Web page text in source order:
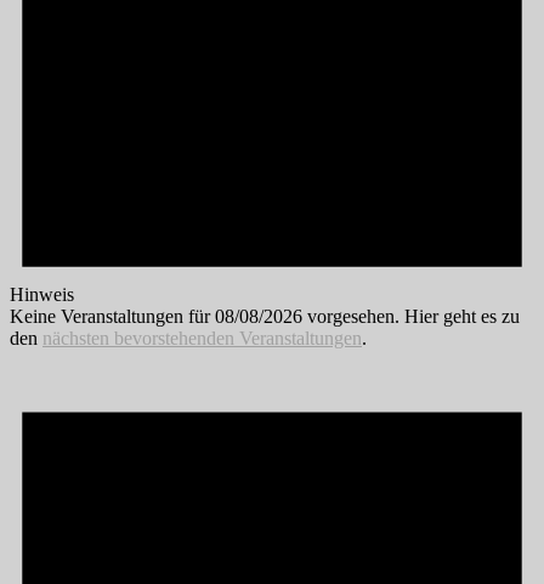
Hinweis
Keine Veranstaltungen für 08/08/2026 vorgesehen. Hier geht es zu
den nächsten bevorstehenden Veranstaltungen.